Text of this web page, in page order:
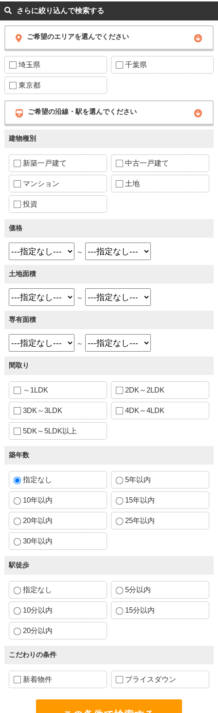
さらに絞り込んで検索する
ご希望のエリアを選んでください
埼玉県 千葉県
東京都
ご希望の沿線・駅を選んでください
建物種別
新築一戸建て 中古一戸建て
マンション 土地
投資
価格
～
土地面積
～
専有面積
～
間取り
～1LDK 2DK～2LDK
3DK～3LDK 4DK～4LDK
5DK～5LDK以上
築年数
指定なし 5年以内
10年以内 15年以内
20年以内 25年以内
30年以内
駅徒歩
指定なし 5分以内
10分以内 15分以内
20分以内
こだわりの条件
新着物件 プライスダウン